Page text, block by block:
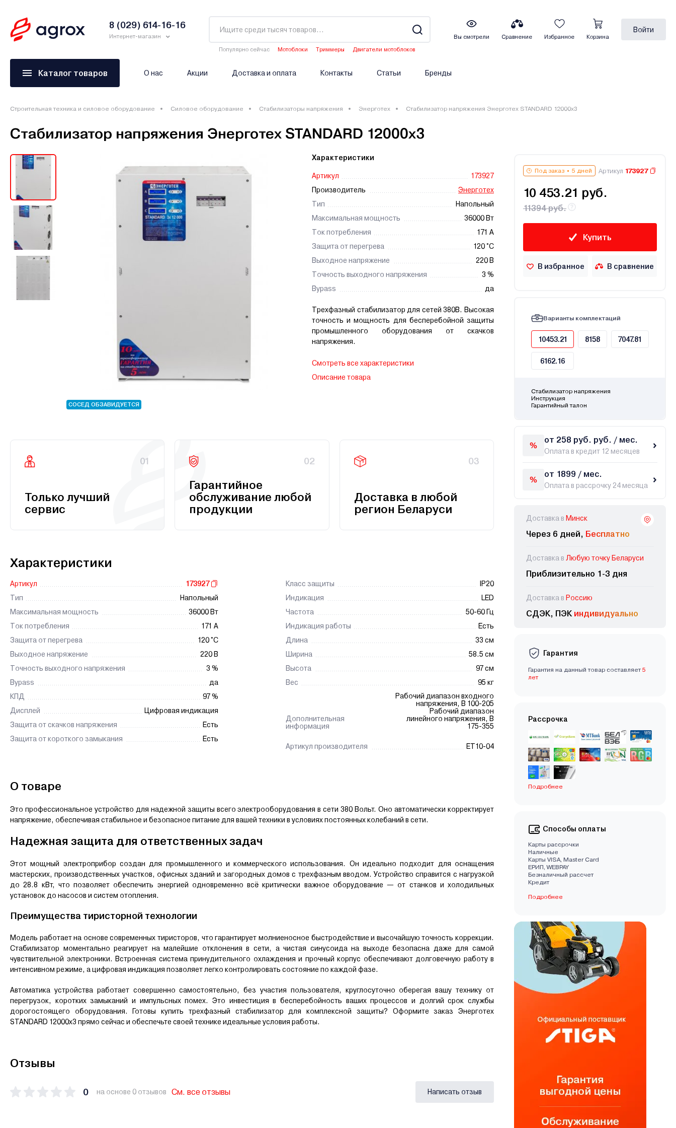
8 (029) 614-16-16
Интернет-магазин
Популярно сейчас Мотоблоки Триммеры
Двигатели мотоблоков
Вы смотрели Сравнение Избранное Корзина
Войти
Каталог товаров О нас Акции Доставка и оплата Контакты Статьи Бренды
Строительная техника и силовое оборудование Силовое оборудование Стабилизаторы напряжения Энерготех Стабилизатор напряжения Энерготех STANDARD 12000х3
Стабилизатор напряжения Энерготех STANDARD 12000х3
СОСЕД ОБЗАВИДУЕТСЯ
Характеристики
Артикул
173927
Производитель
Энерготех
Тип
Напольный
Максимальная мощность
36000 Вт
Ток потребления
171 А
Защита от перегрева
120 °С
Выходное напряжение
220 В
Точность выходного напряжения
3 %
Bypass
да
Трехфазный стабилизатор для сетей 380В. Высокая
точность и мощность для бесперебойной защиты
промышленного оборудования от скачков
напряжения.
Смотреть все характеристики
Описание товара
01
Только лучший
сервис
02
Гарантийное
обслуживание любой
продукции
03
Доставка в любой
регион Беларуси
Характеристики
Артикул
173927
Тип
Напольный
Максимальная мощность
36000 Вт
Ток потребления
171 А
Защита от перегрева
120 °С
Выходное напряжение
220 В
Точность выходного напряжения
3 %
Bypass
да
КПД
97 %
Дисплей
Цифровая индикация
Защита от скачков напряжения
Есть
Защита от короткого замыкания
Есть
Класс защиты
IP20
Индикация
LED
Частота
50-60 Гц
Индикация работы
Есть
Длина
33 см
Ширина
58.5 см
Высота
97 см
Вес
95 кг
Дополнительная
информация
Рабочий диапазон входного
напряжения, В 100-205
Рабочий диапазон
линейного напряжения, В
175-355
Артикул производителя ET10-04
О товаре
Это профессиональное устройство для надежной защиты всего электрооборудования в сети 380 Вольт. Оно автоматически корректирует
напряжение, обеспечивая стабильное и безопасное питание для вашей техники в условиях постоянных колебаний в сети.
Надежная защита для ответственных задач
Этот мощный электроприбор создан для промышленного и коммерческого использования. Он идеально подходит для оснащения
мастерских, производственных участков, офисных зданий и загородных домов с трехфазным вводом. Устройство справится с нагрузкой
до 28.8 кВт, что позволяет обеспечить энергией одновременно всё критически важное оборудование — от станков и холодильных
установок до насосов и систем отопления.
Преимущества тиристорной технологии
Модель работает на основе современных тиристоров, что гарантирует молниеносное быстродействие и высочайшую точность коррекции.
Стабилизатор моментально реагирует на малейшие отклонения в сети, а чистая синусоида на выходе безопасна даже для самой
чувствительной электроники. Встроенная система принудительного охлаждения и прочный корпус обеспечивают долговечную работу в
интенсивном режиме, а цифровая индикация позволяет легко контролировать состояние по каждой фазе.
Автоматика устройства работает совершенно самостоятельно, без участия пользователя, круглосуточно оберегая вашу технику от
перегрузок, коротких замыканий и импульсных помех. Это инвестиция в бесперебойность ваших процессов и долгий срок службы
дорогостоящего оборудования. Готовы купить трехфазный стабилизатор для комплексной защиты? Оформите заказ Энерготех
STANDARD 12000х3 прямо сейчас и обеспечьте своей технике идеальные условия работы.
Отзывы
0 на основе 0 отзывов См. все отзывы Написать отзыв
Под заказ 5 дней Артикул 173927
10 453.21 руб.
11394 руб.
Купить
В избранное В сравнение
Варианты комплектаций
10453.21 8158 7047.81
6162.16
Стабилизатор напряжения
Инструкция
Гарантийный талон
от 258 руб. руб. / мес.
Оплата в кредит 12 месяцев
от 1899 / мес.
Оплата в рассрочку 24 месяца
Доставка в Минск
Через 6 дней, Бесплатно
Доставка в Любую точку Беларуси
Приблизительно 1-3 дня
Доставка в Россию
СДЭК, ПЭК индивидуально
Гарантия
Гарантия на данный товар составляет 5
лет
Рассрочка
Подробнее
Способы оплаты
Карты рассрочки
Наличные
Карты VISA, Master Card
EРИП, WEBPAY
Безналичный рассчет
Кредит
Подробнее